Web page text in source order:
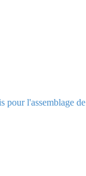
pour l'assemblage de